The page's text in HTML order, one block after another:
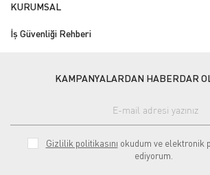
KURUMSAL
İş Güvenliği Rehberi
KAMPANYALARDAN HABERDAR
Gizlilik politikasını okudum ve elektronik
ediyorum.